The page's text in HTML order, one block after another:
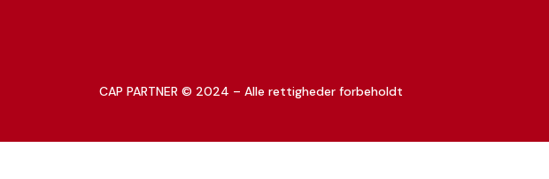
CAP PARTNER © 2024 – Alle rettigheder forbeholdt